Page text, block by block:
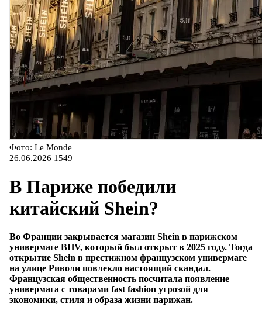
Фото: Le Monde
26.06.2026 1549
В Париже победили
китайский Shein?
Во Франции закрывается магазин Shein в парижском
универмаге BHV, который был открыт в 2025 году. Тогда
открытие Shein в престижном французском универмаге
на улице Риволи повлекло настоящий скандал.
Французская общественность посчитала появление
универмага с товарами fast fashion угрозой для
экономики, стиля и образа жизни парижан.